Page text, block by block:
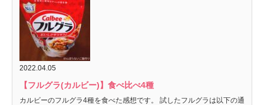
2022.04.05
【フルグラ(カルビー)】食べ比べ4種
カルビーのフルグラ4種を食べた感想です。 試したフルグラは以下の通